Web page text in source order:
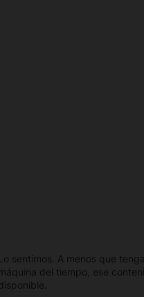
Lo sentimos. A menos que
del tiempo, ese